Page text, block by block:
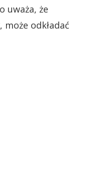
uważa, że
odkładać